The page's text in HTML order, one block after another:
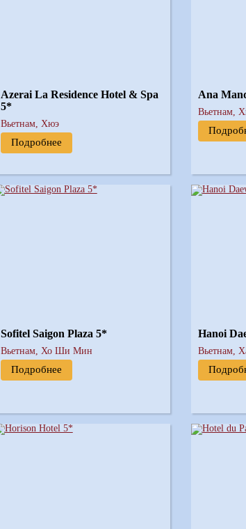
Azerai La Residence Hotel & Spa
5*
Вьетнам, Хюэ
Подробнее
Ana
Вьетнам,
Sofitel Saigon Plaza 5*
Вьетнам, Хо Ши Мин
Подробнее
Hanoi
Вьетнам,